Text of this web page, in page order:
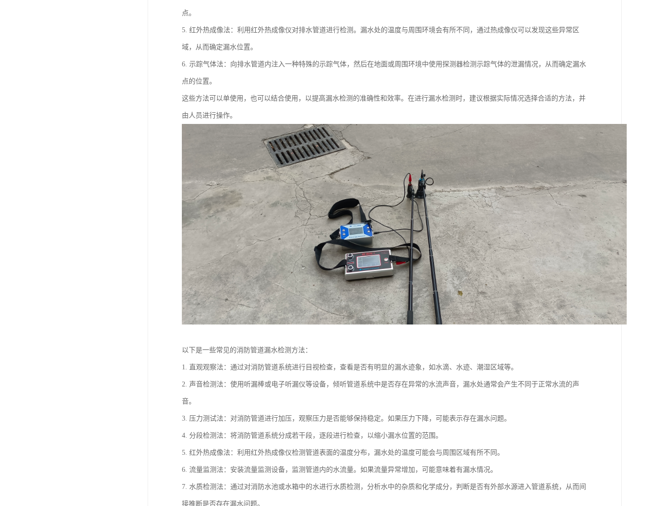
点。
5. 红外热成像法：利用红外热成像仪对排水管道进行检测。漏水处的温度与周围环境会有所不同，通过热成像仪可以发现这些异常区
域，从而确定漏水位置。
6. 示踪气体法：向排水管道内注入一种特殊的示踪气体，然后在地面或周围环境中使用探测器检测示踪气体的泄漏情况，从而确定漏水
点的位置。
这些方法可以单使用，也可以结合使用，以提高漏水检测的准确性和效率。在进行漏水检测时，建议根据实际情况选择合适的方法，并
由人员进行操作。
以下是一些常见的消防管道漏水检测方法：
1. 直观观察法：通过对消防管道系统进行目视检查，查看是否有明显的漏水迹象，如水滴、水迹、潮湿区域等。
2. 声音检测法：使用听漏棒或电子听漏仪等设备，倾听管道系统中是否存在异常的水流声音，漏水处通常会产生不同于正常水流的声
音。
3. 压力测试法：对消防管道进行加压，观察压力是否能够保持稳定。如果压力下降，可能表示存在漏水问题。
4. 分段检测法：将消防管道系统分成若干段，逐段进行检查，以缩小漏水位置的范围。
5. 红外热成像法：利用红外热成像仪检测管道表面的温度分布，漏水处的温度可能会与周围区域有所不同。
6. 流量监测法：安装流量监测设备，监测管道内的水流量。如果流量异常增加，可能意味着有漏水情况。
7. 水质检测法：通过对消防水池或水箱中的水进行水质检测，分析水中的杂质和化学成分，判断是否有外部水源进入管道系统，从而间
接推断是否存在漏水问题。